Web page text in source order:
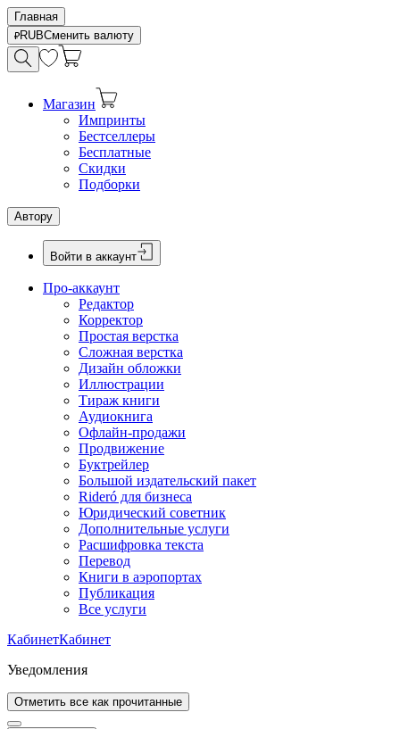
Главная
RUBСменить валюту
Магазин
Импринты
Бестселлеры
Бесплатные
Скидки
Подборки
Автору
Войти в аккаунт
Про-аккаунт
Редактор
Корректор
Простая верстка
Сложная верстка
Дизайн обложки
Иллюстрации
Тираж книги
Аудиокнига
Офлайн-продажи
Продвижение
Буктрейлер
Большой издательский пакет
Rideró для бизнеса
Юридический советник
Дополнительные услуги
Расшифровка текста
Перевод
Книги в аэропортах
Публикация
Все услуги
КабинетКабинет
Уведомления
Отметить все как прочитанные